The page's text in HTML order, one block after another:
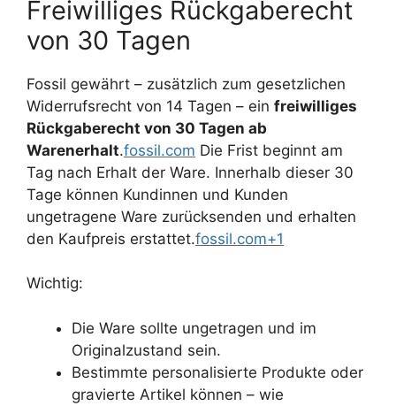
Freiwilliges Rückgaberecht
von 30 Tagen
Fossil gewährt – zusätzlich zum gesetzlichen
Widerrufsrecht von 14 Tagen – ein freiwilliges
Rückgaberecht von 30 Tagen ab
Warenerhalt.fossil.com Die Frist beginnt am
Tag nach Erhalt der Ware. Innerhalb dieser 30
Tage können Kundinnen und Kunden
ungetragene Ware zurücksenden und erhalten
den Kaufpreis erstattet.fossil.com+1
Wichtig:
Die Ware sollte ungetragen und im
Originalzustand sein.
Bestimmte personalisierte Produkte oder
gravierte Artikel können – wie